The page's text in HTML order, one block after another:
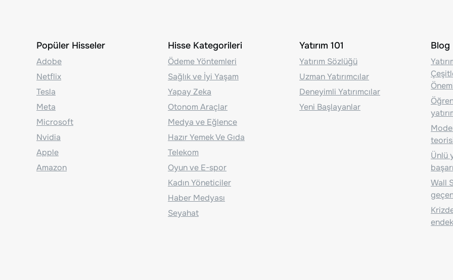
Popüler Hisseler
Adobe
Netflix
Tesla
Meta
Microsoft
Nvidia
Apple
Amazon
Hisse Kategorileri
Ödeme Yöntemleri
Sağlık ve İyi Yaşam
Yapay Zeka
Otonom Araçlar
Medya ve Eğlence
Hazır Yemek Ve Gıda
Telekom
Oyun ve E-spor
Kadın Yöneticiler
Haber Medyası
Seyahat
Yatırım 101
Yatırım Sözlüğü
Uzman Yatırımcılar
Deneyimli Yatırımcılar
Yeni Başlayanlar
Blog
Ünlü
Wall